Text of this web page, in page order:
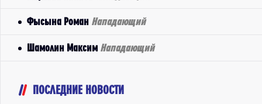
Фысына Роман Нападающий
Шамолин Максим Нападающий
ПОСЛЕДНИЕ НОВОСТИ